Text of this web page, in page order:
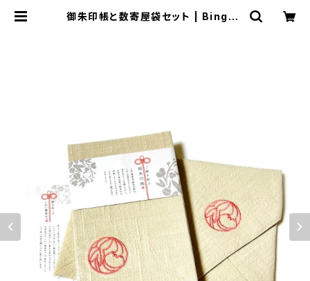
御朱印帳と数寄屋袋セット | BingoS